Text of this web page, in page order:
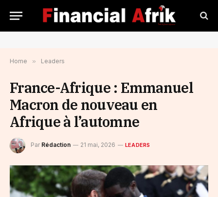
Home » Leaders
France-Afrique : Emmanuel
Macron de nouveau en
Afrique à l’automne
Par Rédaction 21 mai, 2026 LEADERS